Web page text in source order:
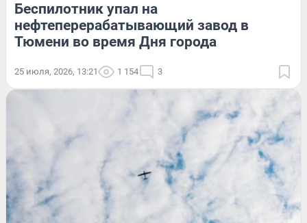
Беспилотник упал на
нефтеперерабатывающий завод в
Тюмени во время Дня города
25 июля, 2026, 13:21 1 154 3